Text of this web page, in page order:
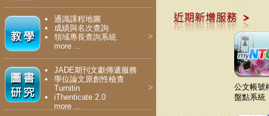
通識課程地圖
成績與名次查詢
領域專長查詢系統
more ...
>
JADE期刊文獻傳遞服務
學位論文原創性檢查
Turnitin
iThenticate 2.0
more ...
>
公文帳號
盤點系統